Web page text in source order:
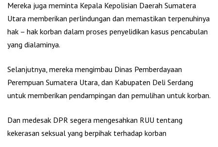
Mereka juga meminta Kepala Kepolisian Daerah Sumatera
Utara memberikan perlindungan dan memastikan terpenuhinya
hak – hak korban dalam proses penyelidikan kasus pencabulan
yang dialaminya.
Selanjutnya, mereka mengimbau Dinas Pemberdayaan
Perempuan Sumatera Utara, dan Kabupaten Deli Serdang
untuk memberikan pendampingan dan pemulihan untuk korban.
Dan medesak DPR segera mengesahkan RUU tentang
kekerasan seksual yang berpihak terhadap korban